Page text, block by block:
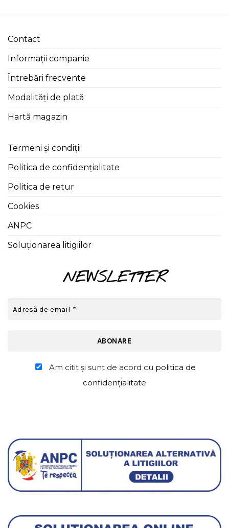
Contact
Informații companie
Întrebări frecvente
Modalități de plată
Hartă magazin
Termeni și condiții
Politica de confidențialitate
Politica de retur
Cookies
ANPC
Soluționarea litigiilor
NEWSLETTER
Am citit şi sunt de acord cu politica de
confidențialitate